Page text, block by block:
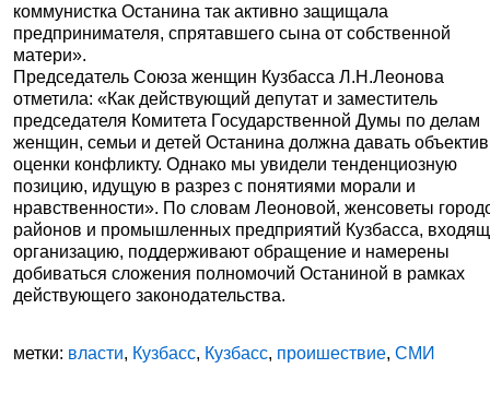
коммунистка Останина так активно защищала
предпринимателя, спрятавшего сына от собственной
матери».
Председатель Союза женщин Кузбасса Л.Н.Леонова
отметила: «Как действующий депутат и заместитель
председателя Комитета Государственной Думы по делам
женщин, семьи и детей Останина должна давать
оценки конфликту. Однако мы увидели тенденциозную
позицию, идущую в разрез с понятиями морали и
нравственности». По словам Леоновой, женсоветы
районов и промышленных предприятий Кузбасса,
организацию, поддерживают обращение и намерены
добиваться сложения полномочий Останиной в рамках
действующего законодательства.
метки: власти, Кузбасс, Кузбасс, проишествие,СМИ